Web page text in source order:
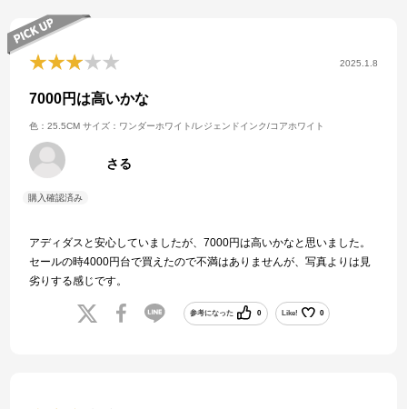
2025.1.8
7000円は高いかな
色：25.5CM サイズ：ワンダーホワイト/レジェンドインク/コアホワイト
さる
アディダスと安心していましたが、7000円は高いかなと思いました。
セールの時4000円台で買えたので不満はありませんが、写真よりは見
劣りする感じです。
参考になった 0 Like! 0